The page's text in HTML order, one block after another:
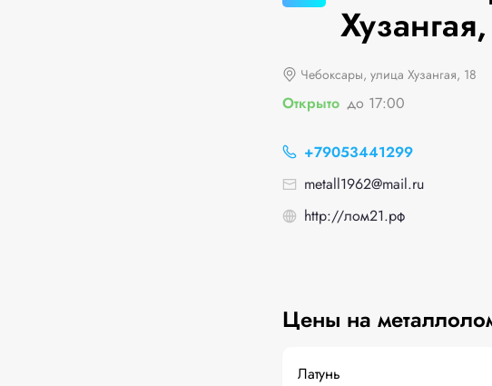
Чебоксары, улица Хузангая, 18
Открыто до 17:00
+79053441299
metall1962@mail.ru
http://лом21.рф
Цены на
Латунь